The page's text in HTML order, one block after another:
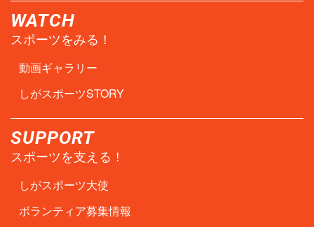
WATCH
スポーツをみる！
動画ギャラリー
しがスポーツSTORY
SUPPORT
スポーツを支える！
しがスポーツ大使
ボランティア募集情報